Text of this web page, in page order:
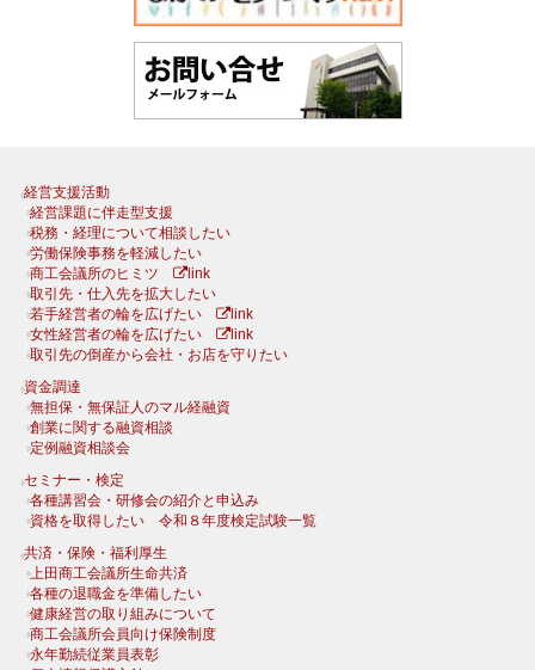
経営支援活動
経営課題に伴走型支援
税務・経理について相談したい
労働保険事務を軽減したい
商工会議所のヒミツ
link
取引先・仕入先を拡大したい
若手経営者の輪を広げたい
link
女性経営者の輪を広げたい
link
取引先の倒産から会社・お店を守りたい
資金調達
無担保・無保証人のマル経融資
創業に関する融資相談
定例融資相談会
セミナー・検定
各種講習会・研修会の紹介と申込み
資格を取得したい 令和８年度検定試験一覧
共済・保険・福利厚生
上田商工会議所生命共済
各種の退職金を準備したい
健康経営の取り組みについて
商工会議所会員向け保険制度
永年勤続従業員表彰